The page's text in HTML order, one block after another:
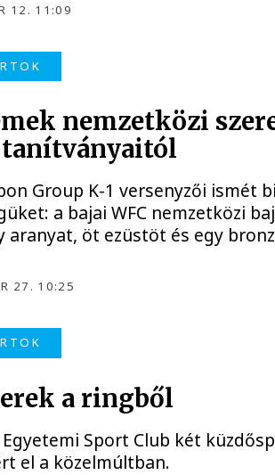
12. 11:09
nemzetközi
Group K-1 versenyzői
a bajai WFC nemzetközi
aranyat, öt ezüstöt és egy
27. 10:25
a ringből
Egyetemi Sport Club két
el a közelmúltban.